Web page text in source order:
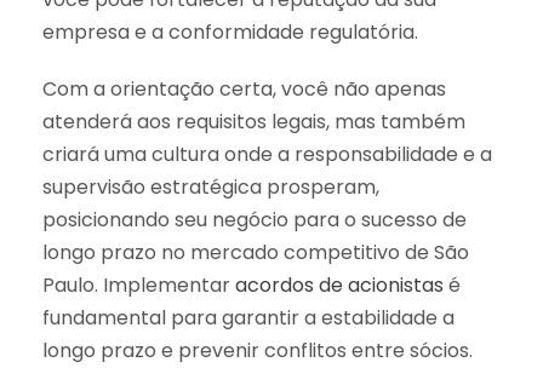
empresa e a conformidade regulatória.
Com a orientação certa, você não apenas
atenderá aos requisitos legais, mas também
criará uma cultura onde a responsabilidade e a
supervisão estratégica prosperam,
posicionando seu negócio para o sucesso de
longo prazo no mercado competitivo de São
Paulo. Implementaracordos de acionistas é
fundamental para garantir a estabilidade a
longo prazo e prevenir conflitos entre sócios.